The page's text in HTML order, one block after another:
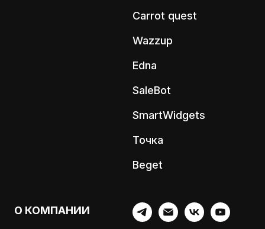
Carrot quest
Wazzup
Edna
SaleBot
SmartWidgets
Точка
Beget
О КОМПАНИИ